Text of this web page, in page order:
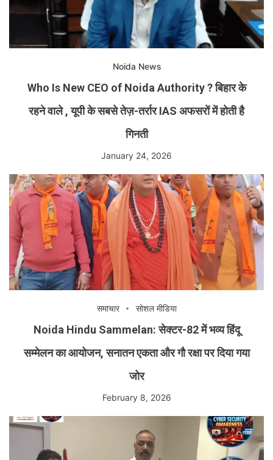
Noida News
Who Is New CEO of Noida Authority ? बिहार के
रहने वाले , यूपी के सबसे तेज़-तर्रार IAS अफसरों में होती है
गिनती
January 24, 2026
समाचार सोशल मीडिया
Noida Hindu Sammelan: सेक्टर-82 में भव्य हिंदू
सम्मेलन का आयोजन, सनातन एकता और गौ रक्षा पर दिया गया
जोर
February 8, 2026